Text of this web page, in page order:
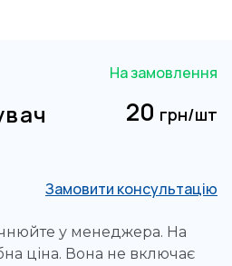
На замовлення
20 грн/шт
Замовити консультацію
у менеджера. На
ціна. Вона не включає